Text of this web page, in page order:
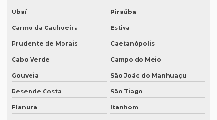
Onde fazer tradução juramentada em recife
Onde fazer tradução em porto alegre
Onde fazer transcrição de áudio para texto
Orçamento inglês tradução
Orçamento legendagem
Preço interpretação simultânea
Ubaí Piraúba
Carmo da Cachoeira Estiva
Prudente de Morais Caetanópolis
Cabo Verde Campo do Meio
Gouveia São João do Manhuaçu
Resende Costa São Tiago
Planura Itanhomi